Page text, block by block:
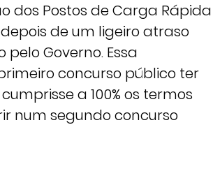
dos Postos de Carga Rápida
de um ligeiro atraso
Governo. Essa
concurso público ter
a 100% os termos
num segundo concurso